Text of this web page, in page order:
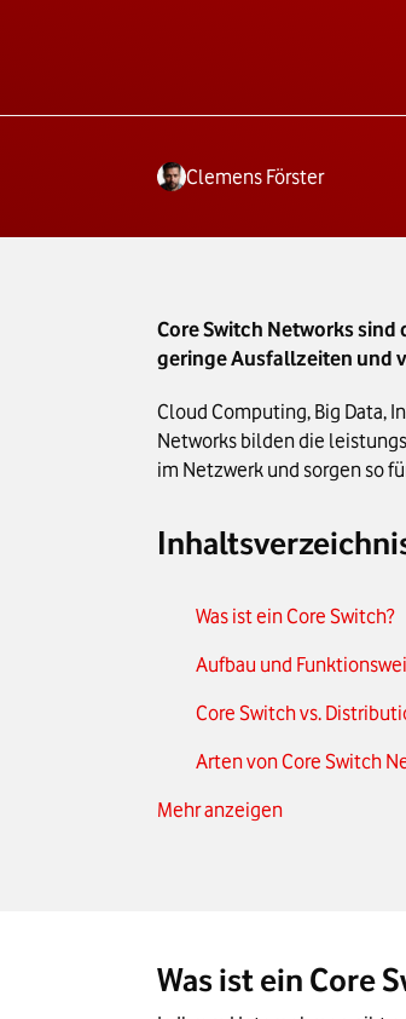
Clemens Förster
Core Switch Networks
geringe Ausfallzeiten und
Cloud Computing, Big Data,
Networks bilden die
im Netzwerk und sorgen so
Was ist ein Core Switch?
Aufbau und
Core Switch vs.
Arten von Core Switch
Vor- und Nachteile eines
Mehr anzeigen
Was ist ein Core